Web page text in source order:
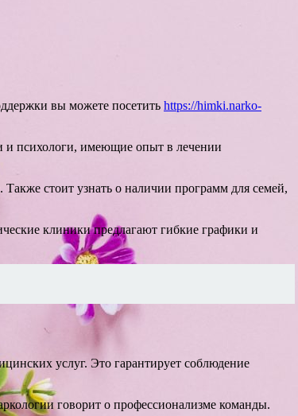
вы можете посетить https://himki.narko-
и психологи, имеющие опыт в лечении
стоит узнать о наличии программ для семей,
клиники предлагают гибкие графики и
услуг. Это гарантирует соблюдение
говорит о профессионализме команды.